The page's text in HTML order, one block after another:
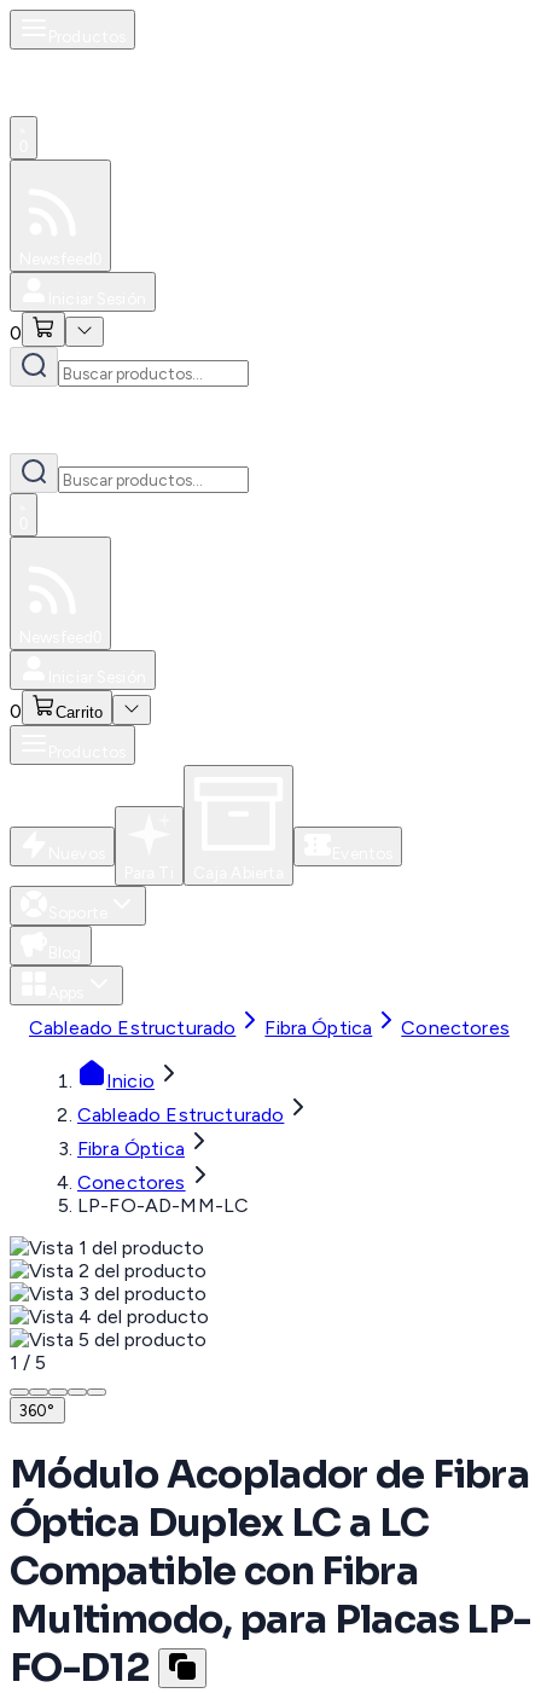
0
0 Carrito
Cableado Estructurado Fibra Óptica Conectores
Inicio
Cableado Estructurado
Fibra Óptica
Conectores
LP-FO-AD-MM-LC
1 / 5
360°
Módulo Acoplador de Fibra
Óptica Duplex LC a LC
Compatible con Fibra
Multimodo, para Placas LP-
FO-D12